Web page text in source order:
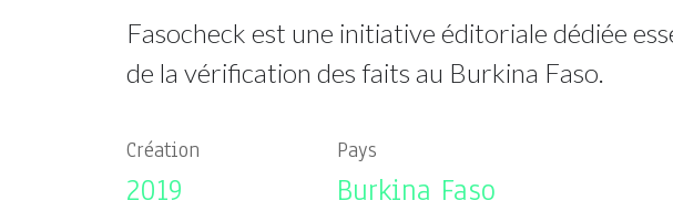
Fasocheck est une initiative éditoriale dédiée
de la vérification des faits au Burkina Faso.
Création
2019
Pays
Burkina Faso